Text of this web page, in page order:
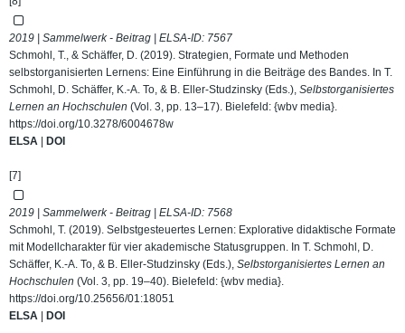
2019 | Sammelwerk - Beitrag | ELSA-ID: 7567
Schmohl, T., & Schäffer, D. (2019). Strategien, Formate und Methoden
selbstorganisierten Lernens: Eine Einführung in die Beiträge des Bandes. In T.
Schmohl, D. Schäffer, K.-A. To, & B. Eller-Studzinsky (Eds.), Selbstorganisiertes
Lernen an Hochschulen (Vol. 3, pp. 13–17). Bielefeld: {wbv media}.
https://doi.org/10.3278/6004678w
ELSA
DOI
[7]
2019 | Sammelwerk - Beitrag | ELSA-ID: 7568
Schmohl, T. (2019). Selbstgesteuertes Lernen: Explorative didaktische Formate
mit Modellcharakter für vier akademische Statusgruppen. In T. Schmohl, D.
Schäffer, K.-A. To, & B. Eller-Studzinsky (Eds.), Selbstorganisiertes Lernen an
Hochschulen (Vol. 3, pp. 19–40). Bielefeld: {wbv media}.
https://doi.org/10.25656/01:18051
ELSA
DOI